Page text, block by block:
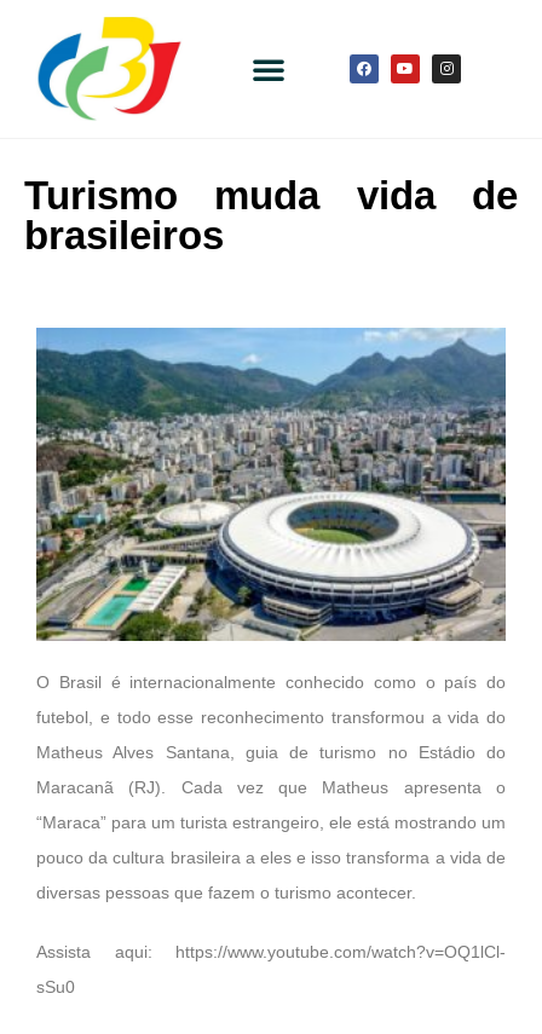
Turismo muda vida de
brasileiros
O Brasil é internacionalmente conhecido como o país do
futebol, e todo esse reconhecimento transformou a vida do
Matheus Alves Santana, guia de turismo no Estádio do
Maracanã (RJ). Cada vez que Matheus apresenta o
“Maraca” para um turista estrangeiro, ele está mostrando um
pouco da cultura brasileira a eles e isso transforma a vida de
diversas pessoas que fazem o turismo acontecer.
Assista aqui: https://www.youtube.com/watch?v=OQ1lCl-
sSu0